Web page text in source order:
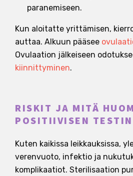
paranemiseen.
Kun aloitatte yrittämisen,
auttaa. Alkuun pääsee
Ovulaation jälkeiseen
kiinnittyminen.
RISKIT JA MITÄ
POSITIIVISEN
Kuten kaikissa leikkauksissa,
verenvuoto, infektio ja
komplikaatiot. Sterilisaation